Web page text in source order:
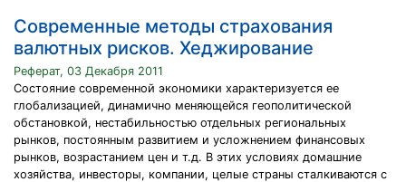
Современные методы страхования
валютных рисков. Хеджирование
Реферат, 03 Декабря 2011
Состояние современной экономики характеризуется ее
глобализацией, динамично меняющейся геополитической
обстановкой, нестабильностью отдельных региональных
рынков, постоянным развитием и усложнением финансовых
рынков, возрастанием цен и т.д. В этих условиях домашние
хозяйства, инвесторы, компании, целые страны сталкиваются с